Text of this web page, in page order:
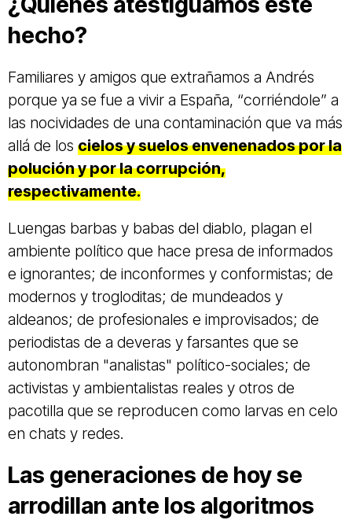
hecho?
Familiares y amigos que extrañamos a Andrés
porque ya se fue a vivir a España, “corriéndole” a
las nocividades de una contaminación que va más
allá de los cielos y suelos envenenados por la
polución y por la corrupción,
respectivamente.
Luengas barbas y babas del diablo, plagan el
ambiente político que hace presa de informados
e ignorantes; de inconformes y conformistas; de
modernos y trogloditas; de mundeados y
aldeanos; de profesionales e improvisados; de
periodistas de a deveras y farsantes que se
autonombran "analistas" político-sociales; de
activistas y ambientalistas reales y otros de
pacotilla que se reproducen como larvas en celo
en chats y redes.
Las generaciones de hoy se
arrodillan ante los algoritmos